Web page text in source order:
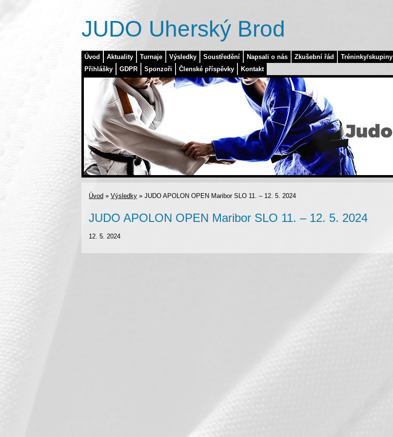
Úvod Aktuality Turnaje Výsledky Soustředění Napsali o nás Zkušební řád Tréninky/skupiny
Přihlášky
GDPR Sponzoři Členské příspěvky Kontakt
JUDO Uherský Brod
Úvod » Výsledky » JUDO APOLON OPEN Maribor SLO 11. – 12. 5. 2024
JUDO APOLON OPEN Maribor SLO 11. – 12. 5. 2024
12. 5. 2024